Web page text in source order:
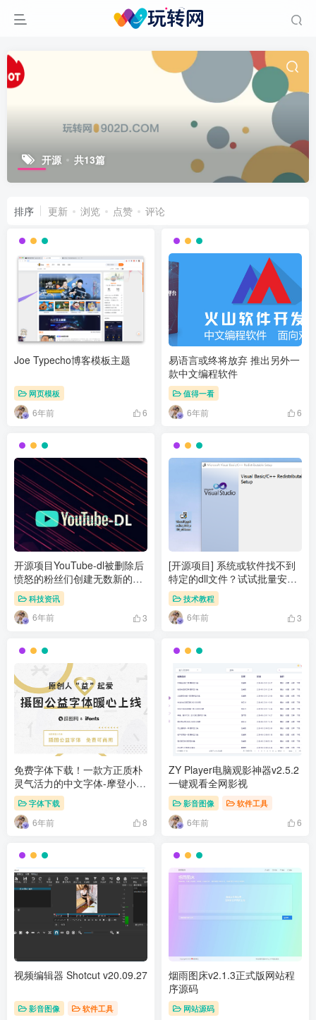
开源 共13篇
排序 更新 浏览 点赞 评论
Joe Typecho博客模板主题
网页模板
6年前 6
易语言或终将放弃 推出另外一
款中文编程软件
值得一看
6年前 6
开源项目YouTube-dl被删除后
愤怒的粉丝们创建无数新的存
储库科技资讯
6年前 3
[开源项目] 系统或软件找不到
特定的dll文件？试试批量安装
VC运行库
技术教程
6年前 3
免费字体下载！一款方正质朴
灵气活力的中文字体-摩登小方
体 字体下载
6年前 8
ZY Player电脑观影神器v2.5.2
一键观看全网影视
影音图像 软件工具
6年前 6
视频编辑器 Shotcut v20.09.27
影音图像 软件工具
烟雨图床v2.1.3正式版网站程
序源码
网站源码